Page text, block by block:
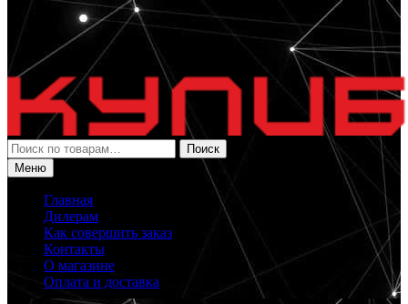
Искать:
Поиск
Меню
Главная
Дилерам
Как совершить заказ
Контакты
О магазине
Оплата и доставка